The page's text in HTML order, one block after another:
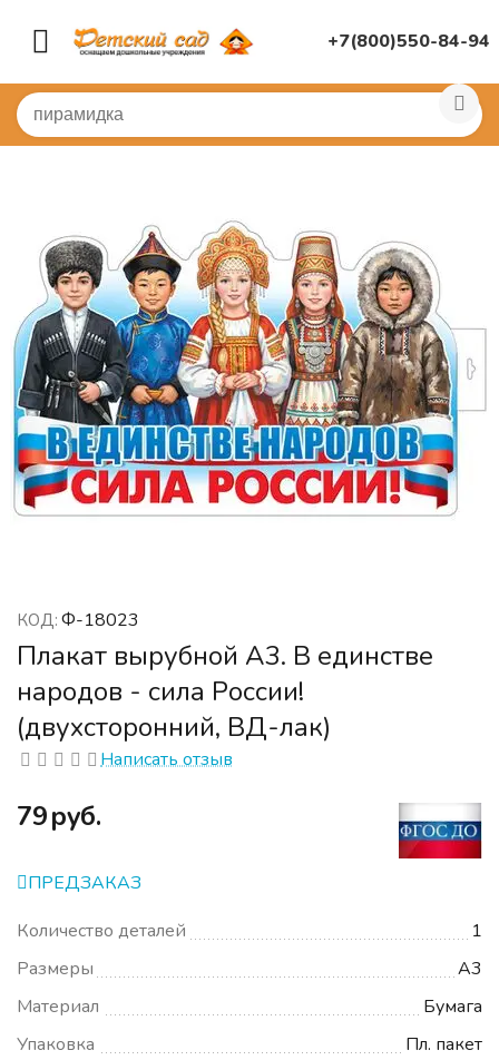
+7(800)550-84-94
Главная / КНИГИ, НАГЛЯДНАЯ ДИДАКТИКА
КОД: Ф-18023
Плакат вырубной А3. В единстве
народов - сила России!
(двухсторонний, ВД-лак)
Написать отзыв
‍79‍руб.
ПРЕДЗАКАЗ
Количество деталей
1
Размеры
А3
Материал
Бумага
Упаковка
Пл. пакет